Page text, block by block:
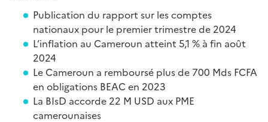
Publication du rapport sur les comptes
nationaux pour le premier trimestre de 2024
L’inflation au Cameroun atteint 5,1 % à fin août
2024
Le Cameroun a remboursé plus de 700 Mds FCFA
en obligations BEAC en 2023
La BIsD accorde 22 M USD aux PME
camerounaises